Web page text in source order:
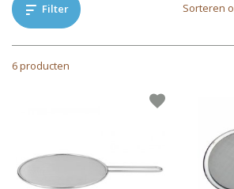
Filter
6 producten
Sorteren